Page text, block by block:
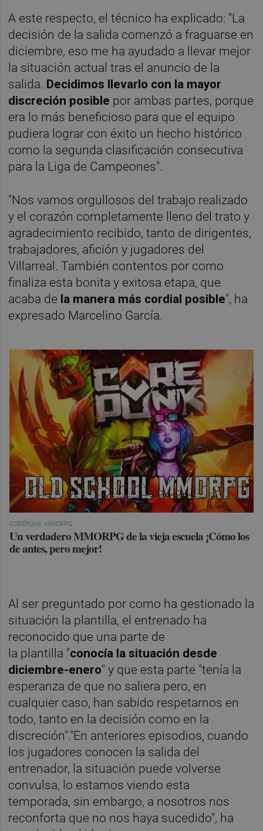
A este respecto, el técnico ha explicado: "La
decisión de la salida comenzó a fraguarse en
diciembre, eso me ha ayudado a llevar mejor
la situación actual tras el anuncio de la
salida. Decidimos llevarlo con la mayor
discreción posible por ambas partes, porque
era lo más beneficioso para que el equipo
pudiera lograr con éxito un hecho histórico
como la segunda clasificación consecutiva
para la Liga de Campeones".
"Nos vamos orgullosos del trabajo realizado
y el corazón completamente lleno del trato y
agradecimiento recibido, tanto de dirigentes,
trabajadores, afición y jugadores del
Villarreal. También contentos por como
finaliza esta bonita y exitosa etapa, que
acaba de la manera más cordial posible", ha
expresado Marcelino García.
COREPUNK MMORPG
Un verdadero MMORPG de la vieja escuela ¡Cómo los
de antes, pero mejor!
Al ser preguntado por como ha gestionado la
situación la plantilla, el entrenado ha
reconocido que una parte de
la plantilla "conocía la situación desde
diciembre-enero" y que esta parte "tenía la
esperanza de que no saliera pero, en
cualquier caso, han sabido respetarnos en
todo, tanto en la decisión como en la
discreción"."En anteriores episodios, cuando
los jugadores conocen la salida del
entrenador, la situación puede volverse
convulsa, lo estamos viendo esta
temporada, sin embargo, a nosotros nos
reconforta que no nos haya sucedido", ha